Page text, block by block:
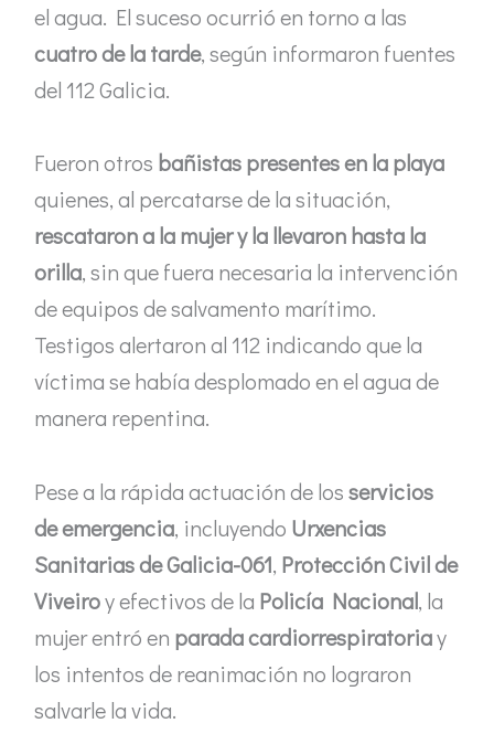
el agua. El suceso ocurrió en torno a las
cuatro de la tarde, según informaron fuentes
del 112 Galicia.
Fueron otros bañistas presentes en la playa
quienes, al percatarse de la situación,
rescataron a la mujer y la llevaron hasta la
orilla, sin que fuera necesaria la intervención
de equipos de salvamento marítimo.
Testigos alertaron al 112 indicando que la
víctima se había desplomado en el agua de
manera repentina.
Pese a la rápida actuación de losservicios
de emergencia, incluyendo Urxencias
Sanitarias de Galicia-061, Protección Civil de
Viveiroy efectivos de la Policía Nacional, la
mujer entró en parada cardiorrespiratoriay
los intentos de reanimación no lograron
salvarle la vida.